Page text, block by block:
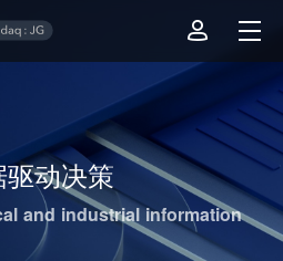
动决策
and industrial information